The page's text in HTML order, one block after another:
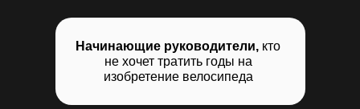
Начинающие руководители, кто
не хочет тратить годы на
изобретение велосипеда